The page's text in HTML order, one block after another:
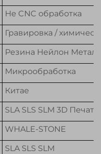
Не CNC обработка
Гравировка /
Резина Нейлон Металл
Микрообработка
Китае
SLA SLS SLM 3D Печать
WHALE-STONE
SLA SLS SLM